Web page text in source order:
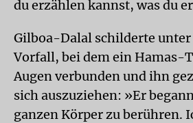
du erzählen kannst, was du
Gilboa-Dalal schilderte
Vorfall, bei dem ein Hamas-
Augen verbunden und ihn
sich auszuziehen: »Er
ganzen Körper zu berühren.